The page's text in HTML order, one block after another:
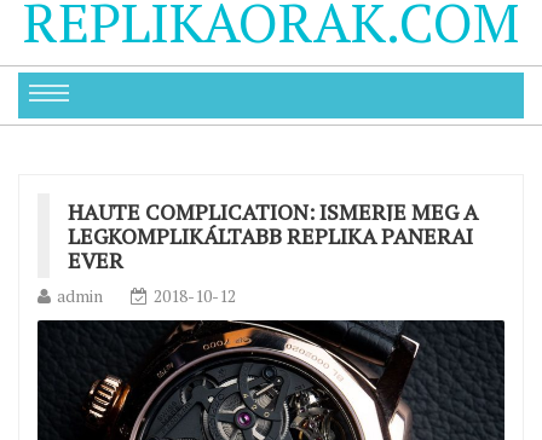
REPLIKAORAK.COM
HAUTE COMPLICATION: ISMERJE MEG A
LEGKOMPLIKÁLTABB REPLIKA PANERAI
EVER
admin 2018-10-12